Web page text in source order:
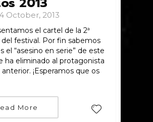
October, 2013
el cartel de la 2ª
festival. Por fin sabemos
el “asesino en serie” de este
ha eliminado al protagonista
¡Esperamos que os
More